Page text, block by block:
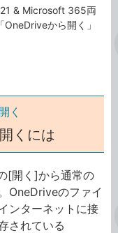
& Microsoft 365両
から開く」
く
くには
[開く]から通常の
OneDriveのファイ
ンターネットに接
されている